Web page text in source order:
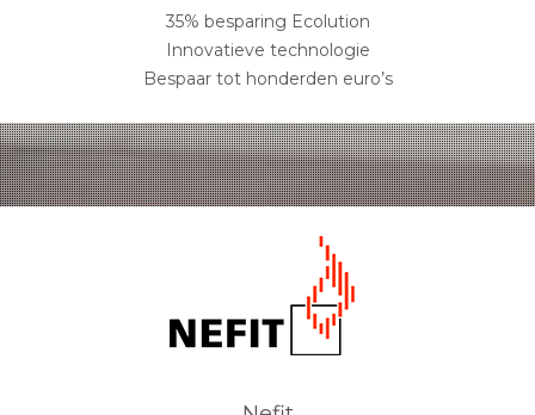
35% besparing Ecolution
Innovatieve technologie
Bespaar tot honderden euro’s